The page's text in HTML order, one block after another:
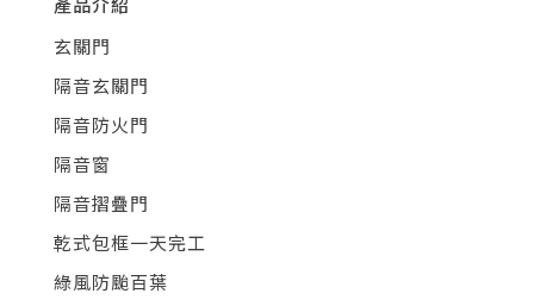
玄關門
隔音玄關門
隔音防火門
隔音窗
隔音摺疊門
乾式包框一天完工
綠風防颱百葉